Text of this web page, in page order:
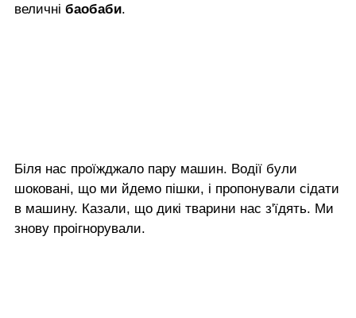
величні баобаби.
Біля нас проїжджало пару машин. Водії були
шоковані, що ми йдемо пішки, і пропонували сідати
в машину. Казали, що дикі тварини нас з'їдять. Ми
знову проігнорували.